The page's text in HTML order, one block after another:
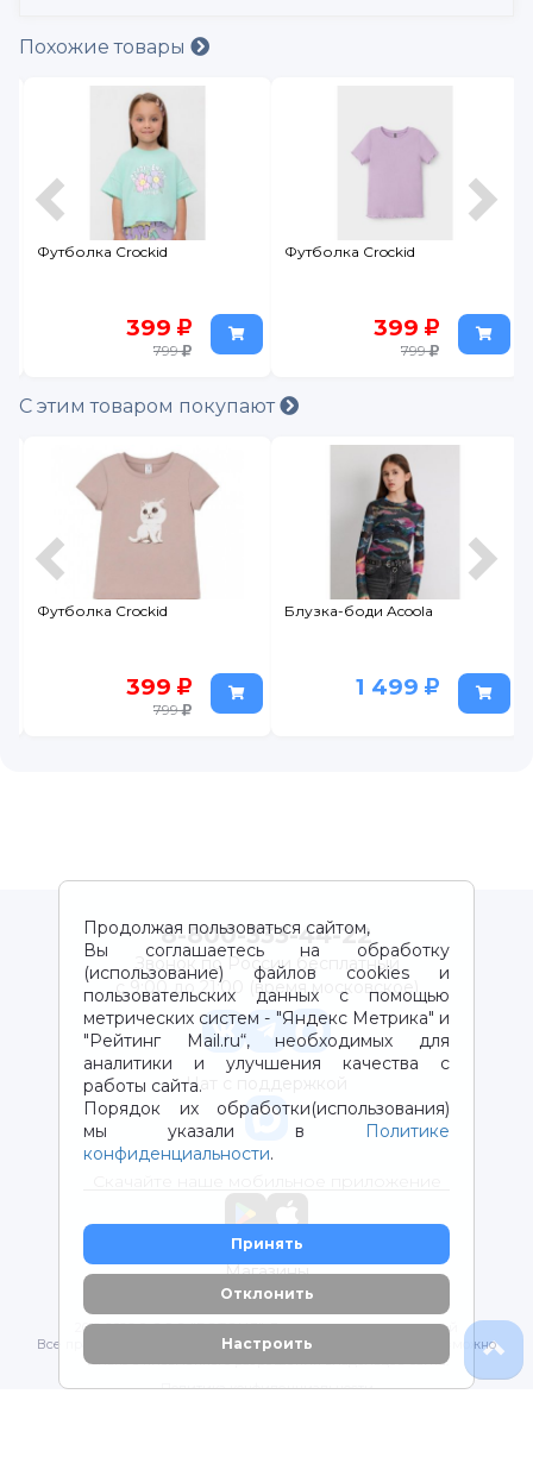
Похожие товары
Футболка Crockid
399
799
Футболка Crockid
399
799
С этим товаром покупают
Футболка Crockid
399
799
Блузка-боди Acoola
1 499
Продолжая пользоваться сайтом,
Вы соглашаетесь на обработку
(использование) файлов cookies и
пользовательских данных с помощью
метрических систем - "Яндекс Метрика" и
"Рейтинг Mail.ru“, необходимых для
аналитики и улучшения качества с
работы сайта.
Порядок их обработки(использования)
мы указали в
Политике
конфиденциальности.
Принять
Отклонить
Настроить
8-800-333-44-22
Звонок по России бесплатный
с 9:00 до 21:00 (время московское)
Чат с поддержкой
Магазины
2012-2026 © ООО "ВОТОНЯ". Детские товары с доставкой
Все права защищены. Любое использование материалов возможно
только с письменного разрешения владельцев сайта.
Политика конфиденциальности